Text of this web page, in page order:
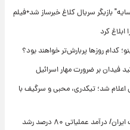
بازیگر سریال کلاغ خبرساز شد+فیلم
کدام روزها پربارش‌تر خواهند بود؟
فیدان بر ضرورت مهار اسرائیل
شد؛ تیکدری، محبی و سرگیف با
تغییر مثبت در عملکرد مالی بانک صادرات ایران/ درآمد عملیاتی ۸۰ درصد رشد